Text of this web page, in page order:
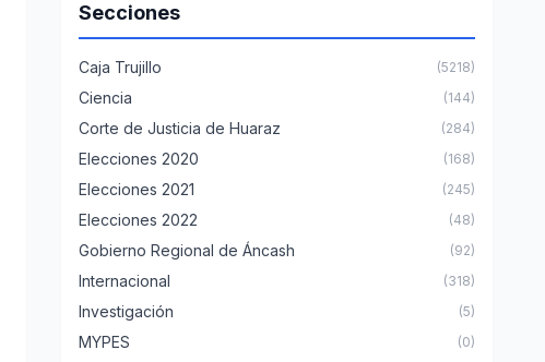
Secciones
Caja Trujillo (5218)
Ciencia (144)
Corte de Justicia de Huaraz (284)
Elecciones 2020 (168)
Elecciones 2021 (245)
Elecciones 2022 (48)
Gobierno Regional de Áncash (92)
Internacional (318)
Investigación (5)
MYPES (0)